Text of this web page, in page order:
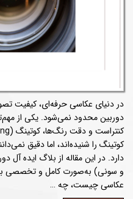
در دنیای عکاسی حرفه‌ای، کیفیت
دوربین محدود نمی‌شود. یکی از
کوتینگ را شنیده‌اند، اما دقیق
دارد. در این مقاله از بلاگ ایده آل
و سونی) به‌صورت کامل و تخصصی
عکاسی چیست، چه …